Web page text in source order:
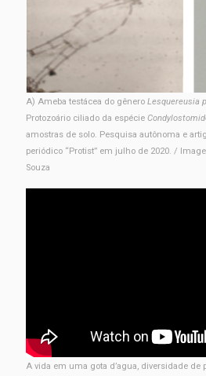
A) Ameba testácea do gênero Lesquereusia
Protozoário ciliado da espécie
amostras de solo. Pesquisa autônoma e
periódico “Protist” em julho de 2020. /
Souza
A vida em uma gota d’agua, diversidade de